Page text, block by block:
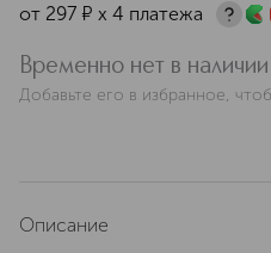
от 297 ¤ х 4 платежа
Временно нет в наличии
Добавьте его в избранное,
Описание